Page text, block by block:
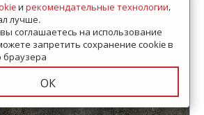
и рекомендательные технологии,
лучше.
соглашаетесь на использование
запретить сохранение cookie в
браузера
ОК